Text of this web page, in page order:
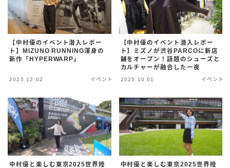
【中村優のイベント潜入レポー
ト】MIZUNO RUNNING渾身の
新作「HYPERWARP」
2025.12.02 イベント
【中村優のイベント潜入レポー
ト】ミズノが渋谷PARCOに新店
舗をオープン！話題のシューズと
カルチャーが融合した一夜
2025.10.01 イベント
中村優と楽しむ東京2025世界陸
中村優と楽しむ東京2025世界陸